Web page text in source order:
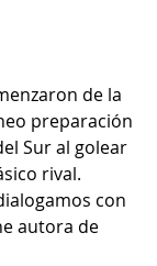
de la
preparación
Sur al golear
rival.
con
autora de